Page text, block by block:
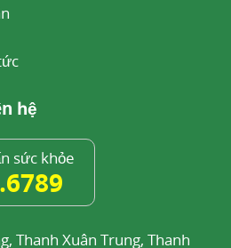
hệ
sức khỏe
Thanh Xuân Trung, Thanh